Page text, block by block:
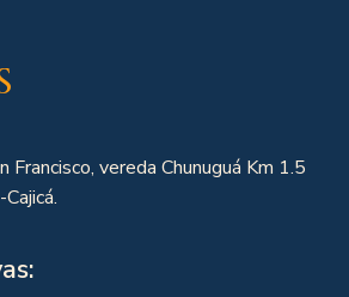
Francisco, vereda Chunuguá Km 1.5